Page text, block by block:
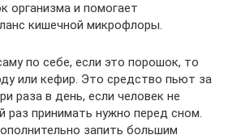
организма и помогает
кишечной микрофлоры.
по себе, если это порошок, то
или кефир. Это средство пьют за
раза в день, если человек не
раз принимать нужно перед сном.
запить большим